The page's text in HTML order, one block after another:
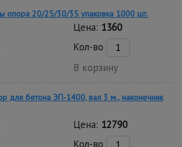
опора 20/25/30/35 упаковка 1000 шт.
Цена: 1360
Кол-во
В корзину
для бетона ЭП-1400, вал 3 м., наконечник
Цена: 12790
Кол-во